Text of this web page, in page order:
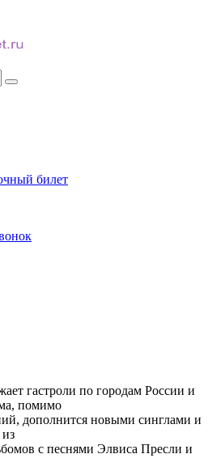
билет
гастроли по городам России и
помимо
дополнится новыми синглами и
с песнями Элвиса Пресли и